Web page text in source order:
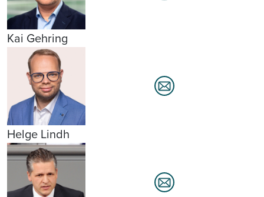
Kai Gehring
Helge Lindh